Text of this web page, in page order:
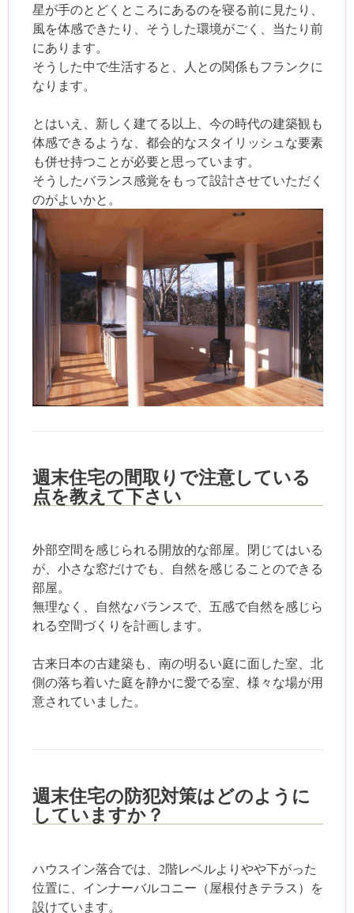
星が手のとどくところにあるのを寝る前に見たり、
風を体感できたり、そうした環境がごく、当たり前
にあります。
そうした中で生活すると、人との関係もフランクに
なります。
とはいえ、新しく建てる以上、今の時代の建築観も
体感できるような、都会的なスタイリッシュな要素
も併せ持つことが必要と思っています。
そうしたバランス感覚をもって設計させていただく
のがよいかと。
週末住宅の間取りで注意している
点を教えて下さい
外部空間を感じられる開放的な部屋。閉じてはいる
が、小さな窓だけでも、自然を感じることのできる
部屋。
無理なく、自然なバランスで、五感で自然を感じら
れる空間づくりを計画します。
古来日本の古建築も、南の明るい庭に面した室、北
側の落ち着いた庭を静かに愛でる室、様々な場が用
意されていました。
週末住宅の防犯対策はどのように
していますか？
ハウスイン落合では、2階レベルよりやや下がった
位置に、インナーバルコニー（屋根付きテラス）を
設けています。